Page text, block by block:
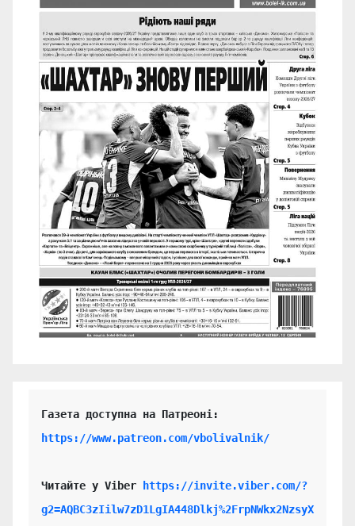
https://www.patreon.com/vbolivalnik/
Читайте у Viber
https://invite.viber.com/?
g2=AQBC3zIilw7zD1LgIA448Dlkj%2FrpNWkx2NzsyX